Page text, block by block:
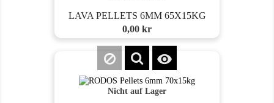
LAVA PELLETS 6MM 65X15KG
Preis
0,00 kr

Nicht auf Lager